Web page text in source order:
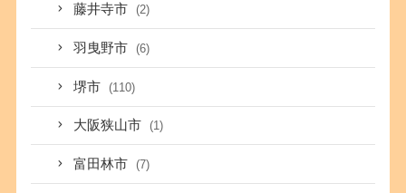
藤井寺市 (2)
羽曳野市 (6)
堺市 (110)
大阪狭山市 (1)
富田林市 (7)